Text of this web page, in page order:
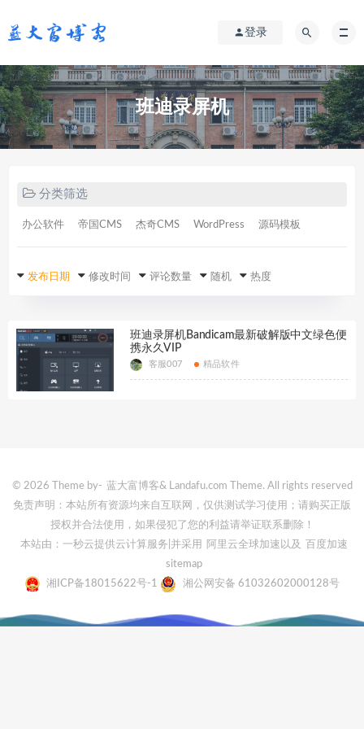
登录
班迪录屏机
分类筛选
办公软件 帝国CMS 杰奇CMS WordPress 源码模板
发布日期 修改时间 评论数量 随机 热度
班迪录屏机Bandicam最新破解版中文绿色便
携永久VIP
客服007 精品软件
© 2026 Theme by- 蓝大富博客& Landafu.com Theme. All rights reserved
免责声明：本站所有资源均来自互联网，仅供测试学习使用；请购买正版
授权并合法使用，如果侵犯了您的利益请举证联系删除！
本站由：一秒云提供云计算服务 |并采用 阿里云全球加速 以及
百度加速
sitemap
湘ICP备18015622号-1
湘公网安备 61032602000128号